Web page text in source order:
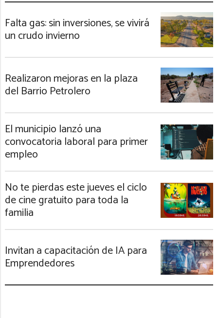
Falta gas: sin inversiones, se vivirá
un crudo invierno
Realizaron mejoras en la plaza
del Barrio Petrolero
El municipio lanzó una
convocatoria laboral para primer
empleo
No te pierdas este jueves el ciclo
de cine gratuito para toda la
familia
Invitan a capacitación de IA para
Emprendedores